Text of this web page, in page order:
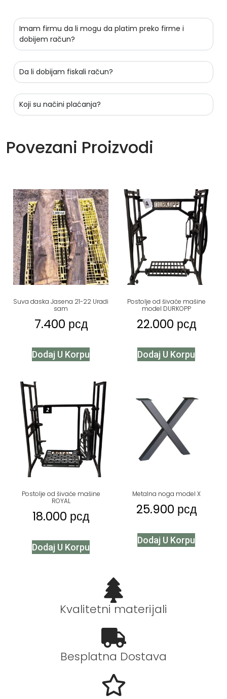
Imam firmu da li mogu da platim preko firme i
dobijem račun?
Da li dobijam fiskali račun?
Koji su načini plaćanja?
Povezani Proizvodi
Suva daska Jasena 21-22 Uradi
sam
7.400 рсд
Dodaj U Korpu
Postolje od šivaće mašine
model DURKOPP
22.000 рсд
Dodaj U Korpu
Postolje od šivaće mašine
ROYAL
18.000 рсд
Dodaj U Korpu
Metalna noga model X
25.900 рсд
Dodaj U Korpu
Kvalitetni materijali
Besplatna Dostava